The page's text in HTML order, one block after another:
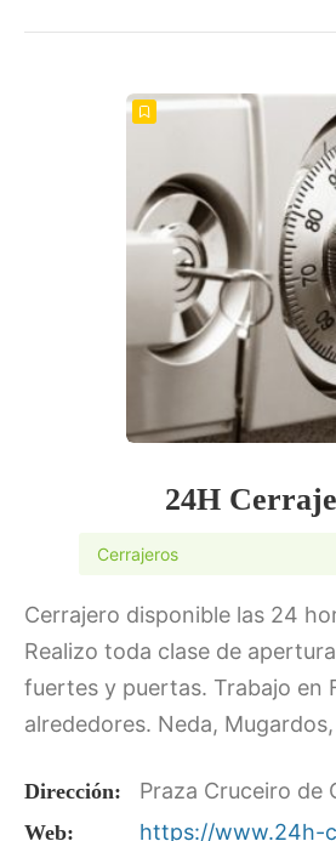
24H
Cerrajeros
Cerrajero disponible las 24
Realizo toda clase de
fuertes y puertas. Trabajo en
alrededores. Neda,
económicos y garantía en
Dirección: Praza Cruceiro de
Web: https://www.24h-